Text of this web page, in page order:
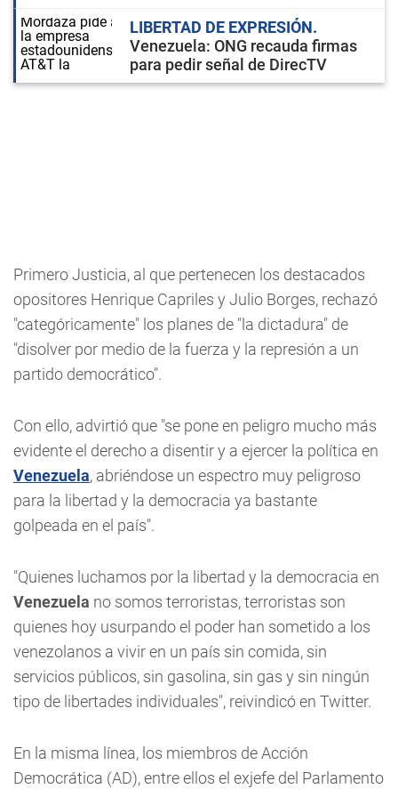
LIBERTAD DE EXPRESIÓN
Venezuela: ONG recauda firmas
para pedir señal de DirecTV
Primero Justicia, al que pertenecen los destacados
opositores Henrique Capriles y Julio Borges, rechazó
"categóricamente" los planes de "la dictadura" de
"disolver por medio de la fuerza y la represión a un
partido democrático".
Con ello, advirtió que "se pone en peligro mucho más
evidente el derecho a disentir y a ejercer la política en
Venezuela, abriéndose un espectro muy peligroso
para la libertad y la democracia ya bastante
golpeada en el país".
"Quienes luchamos por la libertad y la democracia en
Venezuela no somos terroristas, terroristas son
quienes hoy usurpando el poder han sometido a los
venezolanos a vivir en un país sin comida, sin
servicios públicos, sin gasolina, sin gas y sin ningún
tipo de libertades individuales", reivindicó en Twitter.
En la misma línea, los miembros de Acción
Democrática (AD), entre ellos el exjefe del Parlamento